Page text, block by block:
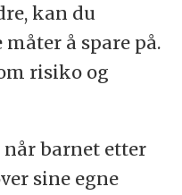
kan du
å spare på.
risiko og
barnet etter
sine egne